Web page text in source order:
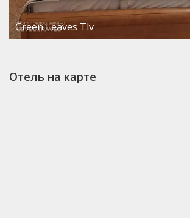
Green Leaves Tlv
Отель на карте